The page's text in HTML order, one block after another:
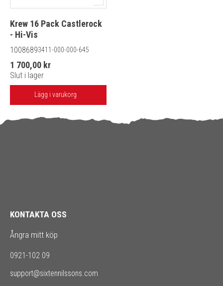
Krew 16 Pack Castlerock
- Hi-Vis
10086893411-000-000-645
1 700,00 kr
Slut i lager
Lägg i varukorg
KONTAKTA OSS
Ångra mitt köp
0921-102 09
support@sixtennilssons.com